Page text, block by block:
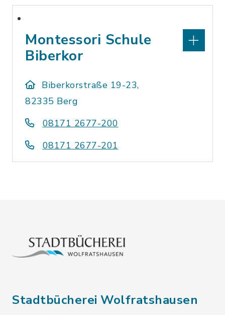
Montessori Schule
Biberkor
Biberkorstraße 19-23,
82335 Berg
08171 2677-200
08171 2677-201
Stadtbücherei Wolfratshausen